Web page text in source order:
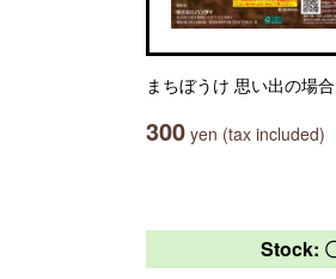
まちぼうけ 思い出の場
300 yen (tax included)
Stock: